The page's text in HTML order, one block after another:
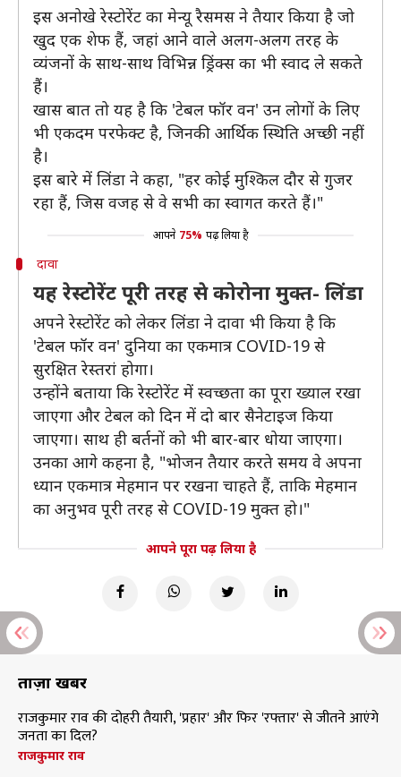
इस अनोखे रेस्टोरेंट का मेन्‍यू रैसमस ने तैयार किया है जो
खुद एक शेफ हैं, जहां आने वाले अलग-अलग तरह के
व्यंजनों के साथ-साथ विभिन्न ड्रिंक्स का भी स्वाद ले सकते
हैं।
खास बात तो यह है कि 'टेबल फॉर वन' उन लोगों के लिए
भी एकदम परफेक्ट है, जिनकी आर्थिक स्थिति अच्छी नहीं
है।
इस बारे में लिंडा ने कहा, "हर कोई मुश्किल दौर से गुजर
रहा हैं, जिस वजह से वे सभी का स्वागत करते हैं।"
आपने 75% पढ़ लिया है
दावा
यह रेस्टोरेंट पूरी तरह से कोरोना मुक्त- लिंडा
अपने रेस्टोरेंट को लेकर लिंडा ने दावा भी किया है कि
'टेबल फॉर वन' दुनिया का एकमात्र COVID-19 से
सुरक्षित रेस्तरां होगा।
उन्होंने बताया कि रेस्टोरेंट में स्वच्छता का पूरा ख्याल रखा
जाएगा और टेबल को दिन में दो बार सैनेटाइज किया
जाएगा। साथ ही बर्तनों को भी बार-बार धोया जाएगा।
उनका आगे कहना है, "भोजन तैयार करते समय वे अपना
ध्यान एकमात्र मेहमान पर रखना चाहते हैं, ताकि मेहमान
का अनुभव पूरी तरह से COVID-19 मुक्त हो।"
आपने पूरा पढ़ लिया है
ताज़ा खबरें
राजकुमार राव की दोहरी तैयारी, 'प्रहार' और फिर 'रफ्तार' से जीतने आएंगे
जनता का दिल?
राजकुमार राव